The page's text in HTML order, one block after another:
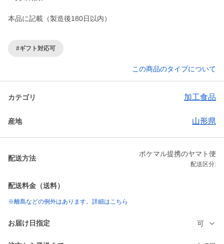
本品に記載（製造後180日以内）
#ギフト対応可
この商品のタイプについて
カテゴリ 加工食品
産地 山形県
配送方法
ポケマル提携のヤマト便
配送区分:
配送料金（送料）
※離島などの例外はあります。詳細はこちら
お届け日指定 可